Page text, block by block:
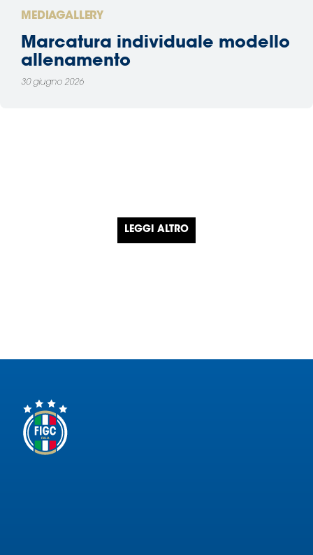
MEDIAGALLERY
Marcatura individuale modello
allenamento
30 giugno 2026
LEGGI ALTRO